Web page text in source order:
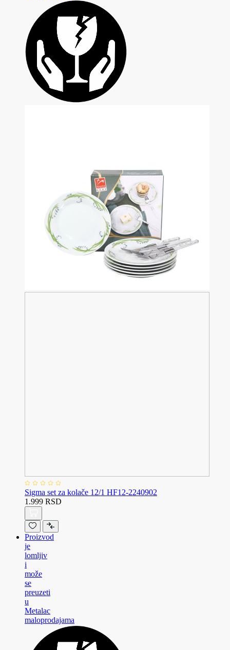
Sigma set za kolače 12/1 HF12-2240902
1.999 RSD
Proizvod
je
lomljiv
i
može
se
preuzeti
u
Metalac
maloprodajama